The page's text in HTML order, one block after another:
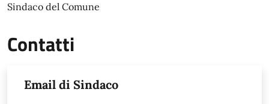
Sindaco del Comune
Contatti
Email di Sindaco